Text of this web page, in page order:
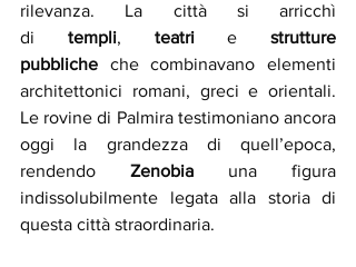
rilevanza. La città si arricchì
di templi, teatri e strutture
pubbliche che combinavano elementi
architettonici romani, greci e orientali.
Le rovine di Palmira testimoniano ancora
oggi la grandezza di quell’epoca,
rendendo Zenobia una figura
indissolubilmente legata alla storia di
questa città straordinaria.